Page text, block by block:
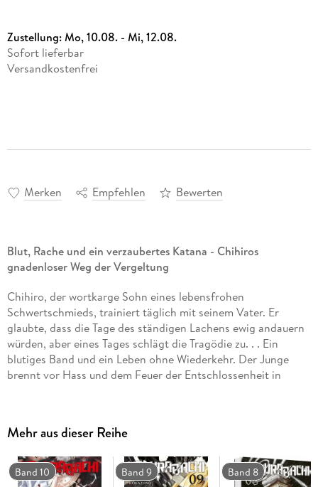
Zustellung:Mo, 10.08. - Mi, 12.08.
Sofort lieferbar
Versandkostenfrei
Merken Empfehlen Bewerten
Blut, Rache und ein verzaubertes Katana - Chihiros
gnadenloser Weg der Vergeltung
Chihiro, der wortkarge Sohn eines lebensfrohen
Schwertschmieds, trainiert täglich mit seinem Vater. Er
glaubte, dass die Tage des ständigen Lachens ewig andauern
würden, aber eines Tages schlägt die Tragödie zu. . . Ein
blutiges Band und ein Leben ohne Wiederkehr. Der Junge
brennt vor Hass und dem Feuer der Entschlossenheit in
offenbart er seine Hochachtung für Chihiros Vater,
Kunishige, den Schöpfer der Zauberschwerter, und erzählt
Mehr aus dieser Reihe
Band 10 Band 9 Band 8